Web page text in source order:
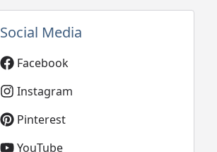
Social Media
Facebook
Instagram
Pinterest
YouTube